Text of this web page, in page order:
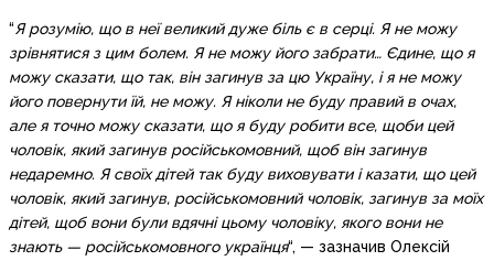
“Я розумію, що в неї великий дуже біль є в серці. Я не можу
зрівнятися з цим болем. Я не можу його забрати… Єдине, що я
можу сказати, що так, він загинув за цю Україну, і я не можу
його повернути їй, не можу. Я ніколи не буду правий в очах,
але я точно можу сказати, що я буду робити все, щоби цей
чоловік, який загинув російськомовний, щоб він загинув
недаремно. Я своїх дітей так буду виховувати і казати, що цей
чоловік, який загинув, російськомовний чоловік, загинув за моїх
дітей, щоб вони були вдячні цьому чоловіку, якого вони не
знають — російськомовного українця“, — зазначив Олексій